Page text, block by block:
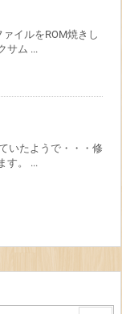
イルをROM焼きし
サム ...
いたようで・・・修
す。 ...